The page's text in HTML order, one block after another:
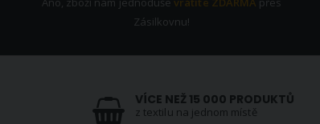
Zásilkovnu!
VÍCE NEŽ 15 000 PRODUKTŮ
z textilu na jednom místě